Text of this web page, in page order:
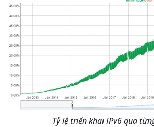
Tỷ lệ triển khai IPv6 qua